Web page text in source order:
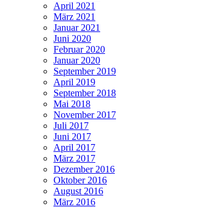
April 2021
März 2021
Januar 2021
Juni 2020
Februar 2020
Januar 2020
September 2019
April 2019
September 2018
Mai 2018
November 2017
Juli 2017
Juni 2017
April 2017
März 2017
Dezember 2016
Oktober 2016
August 2016
März 2016